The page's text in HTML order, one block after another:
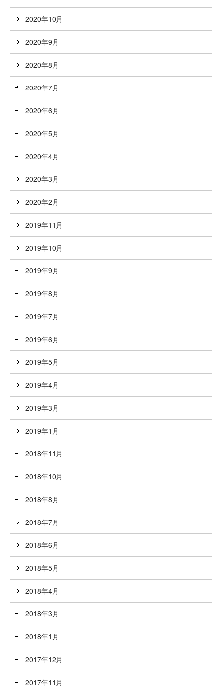
2020年10月
2020年9月
2020年8月
2020年7月
2020年6月
2020年5月
2020年4月
2020年3月
2020年2月
2019年11月
2019年10月
2019年9月
2019年8月
2019年7月
2019年6月
2019年5月
2019年4月
2019年3月
2019年1月
2018年11月
2018年10月
2018年8月
2018年7月
2018年6月
2018年5月
2018年4月
2018年3月
2018年1月
2017年12月
2017年11月